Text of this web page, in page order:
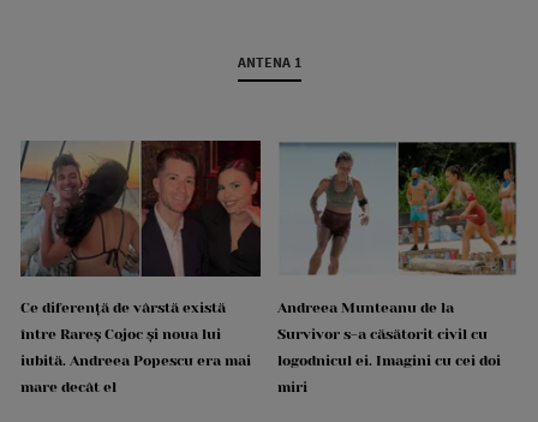
ANTENA 1
Ce diferență de vârstă există
între Rareș Cojoc și noua lui
iubită. Andreea Popescu era mai
mare decât el
Andreea Munteanu de la
Survivor s-a căsătorit civil cu
logodnicul ei. Imagini cu cei doi
miri